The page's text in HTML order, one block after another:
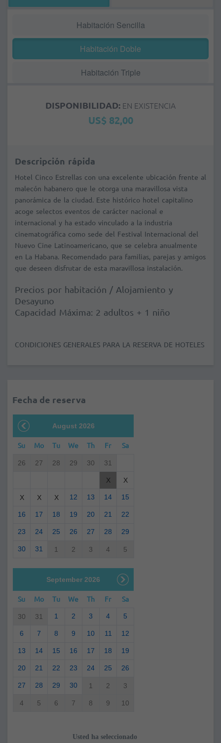
Habitación Sencilla
Habitación Doble
Habitación Triple
DISPONIBILIDAD: EN EXISTENCIA
US$ 82,00
Descripción rápida
Hotel Cinco Estrellas con una excelente ubicación frente al
malecón habanero que le otorga una maravillosa vista
panorámica de la ciudad. Este histórico hotel capitalino
acoge selectos eventos de carácter nacional e
internacional y ha estado vinculado a la industria
cinematográfica como sede del Festival Internacional del
Nuevo Cine Latinoamericano, que se celebra anualmente
en La Habana. Recomendado para familias, parejas y amigos
que deseen disfrutar de esta maravillosa instalación.
Precios por habitación / Alojamiento y
Desayuno
Capacidad Máxima: 2 adultos + 1 niño
CONDICIONES GENERALES PARA LA RESERVA DE HOTELES
Fecha de reserva
August 2026
Su Mo Tu We Th Fr Sa
26 27 28 29 30 31
X X
X X X 12 13 14 15
16 17 18 19 20 21 22
23 24 25 26 27 28 29
30 31 1 2 3 4 5
September 2026
Su Mo Tu We Th Fr Sa
30 31 1 2 3 4 5
6 7 8 9 10 11 12
13 14 15 16 17 18 19
20 21 22 23 24 25 26
27 28 29 30 1 2 3
4 5 6 7 8 9 10
Usted ha seleccionado